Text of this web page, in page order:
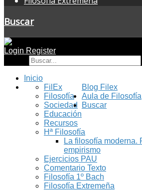
Buscar
Login Register
Inicio
Blog Filex
FilEx
Filosofía
Sociedad
Educación
Recursos
Aula de Filosofía
Hª Filosofía
La filosofía moderna.
empirismo
Ejercicios PAU
Comentario Texto
Filosofía 1º Bach
Filosofía Extremeña
Buscar